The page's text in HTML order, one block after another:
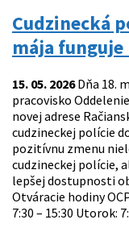
Cudzinecká
mája funguje
15. 05. 2026Dňa 18.
pracovisko
novej adrese
cudzineckej polície
pozitívnu zmenu
cudzineckej polície,
lepšej dostupnosti
Otváracie hodiny
7:30 – 15:30 Utorok: